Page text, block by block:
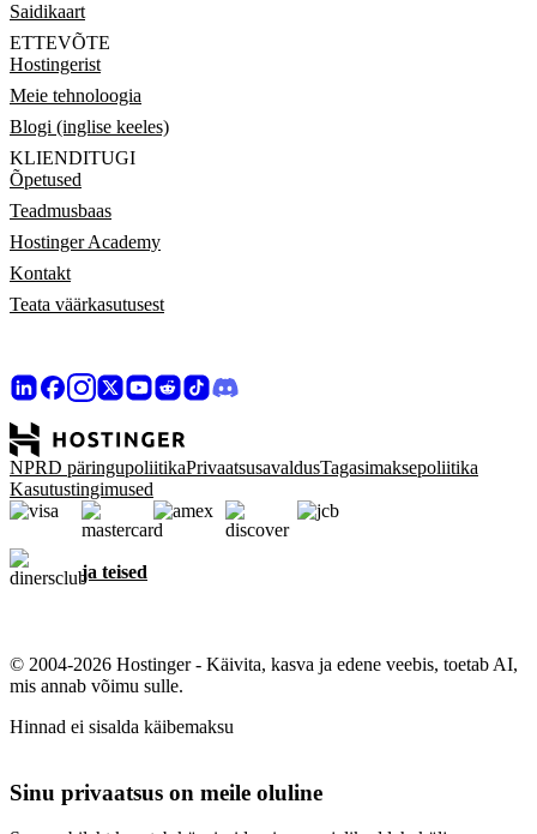
Saidikaart
ETTEVÕTE
Hostingerist
Meie tehnoloogia
Blogi (inglise keeles)
KLIENDITUGI
Õpetused
Teadmusbaas
Hostinger Academy
Kontakt
Teata väärkasutusest
NPRD päringupoliitikaPrivaatsusavaldusTagasimaksepoliitika
Kasutustingimused
ja teised
© 2004-2026 Hostinger - Käivita, kasva ja edene veebis, toetab AI,
mis annab võimu sulle.
Hinnad ei sisalda käibemaksu
Sinu privaatsus on meile oluline